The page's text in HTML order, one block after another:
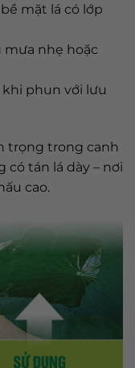
mặt lá có lớp
mưa nhẹ hoặc
phun với lưu
trọng trong canh
có tán lá dày – nơi
cao.